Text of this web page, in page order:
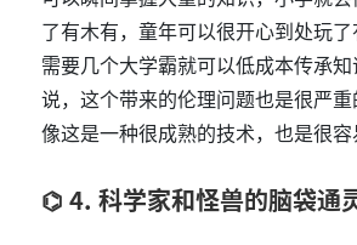
了有木有，童年可以很开心到处玩
需要几个大学霸就可以低成本传承
说，这个带来的伦理问题也是很严
像这是一种很成熟的技术，也是很容
4. 科学家和怪兽的脑袋通